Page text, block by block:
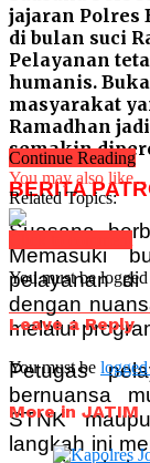
jajaran Polres
di bulan suci
Pelayanan
humanis.
masyarakat
Ramadhan
semakin
BERITA
Suasana
Memasuki
pelayanan di
dengan
melalui
Petugas
bernuansa
STNK
langkah ini
Continue Reading
You may also like...
Related Topics:
You must be
Leave a Reply
You must be
More in JATIM